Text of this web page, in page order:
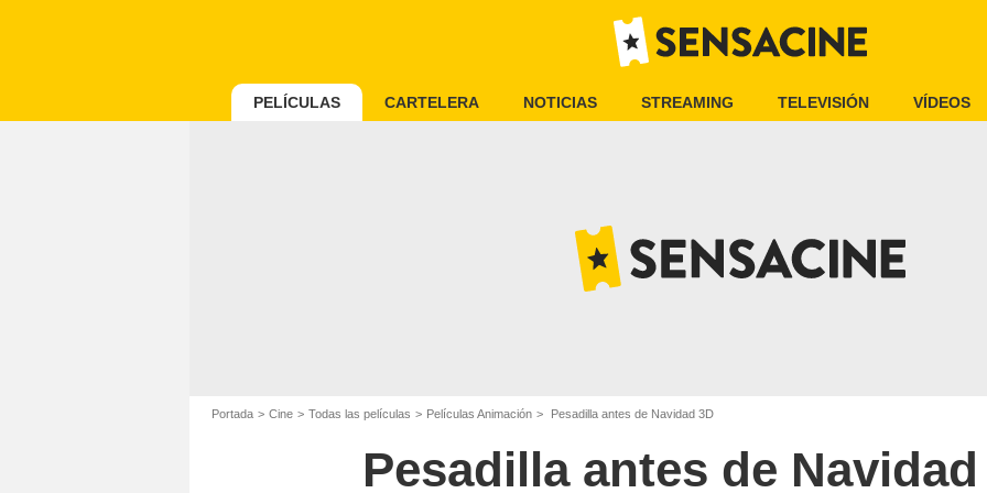
PELÍCULAS CARTELERA NOTICIAS STREAMING TELEVISIÓN VÍDEOS
Portada Cine Todas las películas Películas Animación Pesadilla antes de Navidad 3D
Pesadilla antes de Navidad